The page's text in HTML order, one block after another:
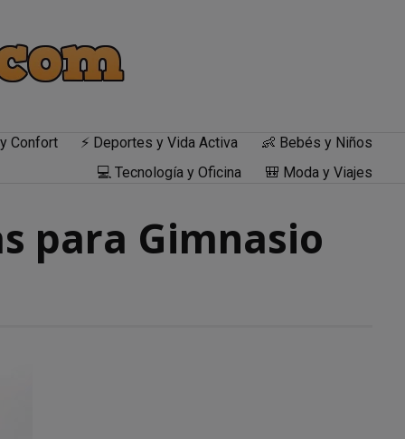
Confort ⚡ Deportes y Vida Activa
👶 Bebés y Niños
💻 Tecnología y Oficina
🎒 Moda y Viajes
para Gimnasio